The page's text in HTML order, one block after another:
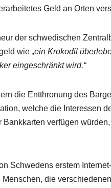
Geld an Orten
der schwedischen
wie „ein Krokodil
eingeschränkt wird.“
die Entthronung des
welche die Interessen
Bankkarten verfügen
Schwedens erstem
die